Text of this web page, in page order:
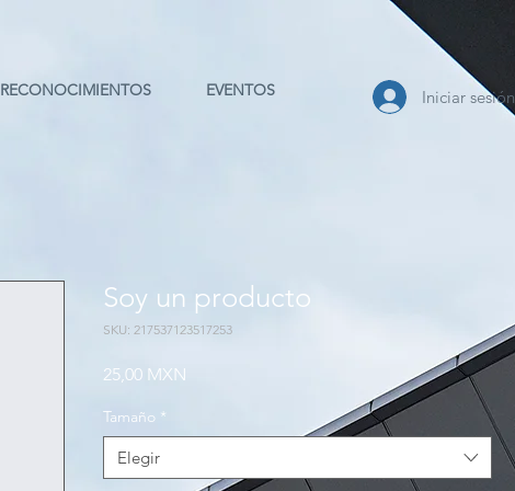
RECONOCIMIENTOS EVENTOS Iniciar sesión
Soy un producto
SKU: 217537123517253
25,00 MXN
Tamaño *
Elegir